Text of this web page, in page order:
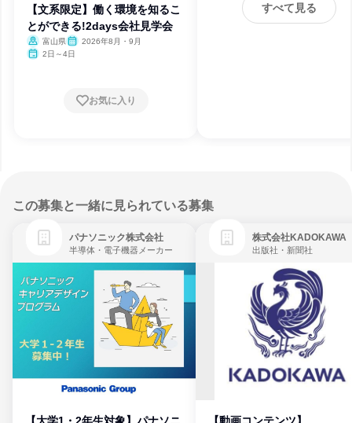
【文系限定】働く環境を知るこ
とができる!2days会社見学会
富山県
2026年8月・9月
2日～4日
お気に入り
すべて見る
この募集と一緒に見られている募集
パナソニック株式会社
半導体・電子機器メーカー
株式会社KADOKAWA
出版社・新聞社